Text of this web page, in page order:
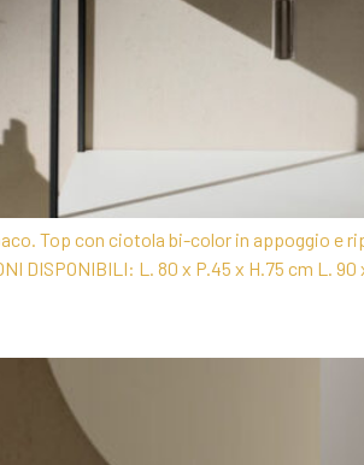
Top con ciotola bi-color in appoggio e
DISPONIBILI: L. 80 x P.45 x H.75 cm L.